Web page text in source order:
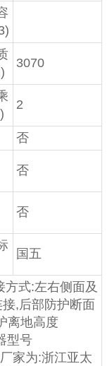
3070
2
否
否
否
国五
方式:左右侧面及
,后部防护断面
离地高度
型号
家为:浙江亚太